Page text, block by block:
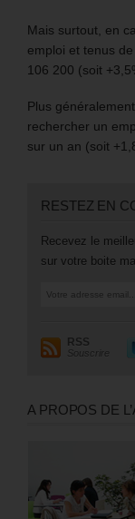
Mais surtout, en
emploi et tenus
106 200 (soit
Plus
rechercher un
sur un an (soit
RESTEZ EN
Recevez le
sur votre boite
RSS
Souscrire
A PROPOS DE